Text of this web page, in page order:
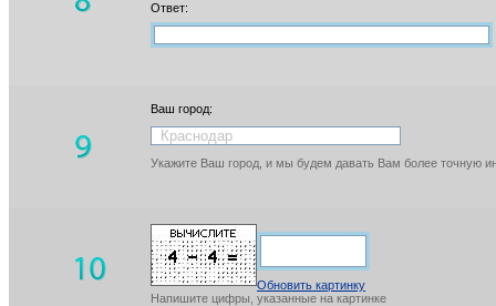
Ответ:
Ваш город:
Укажите Ваш город, и мы будем давать Вам более точную
Обновить картинку
Напишите цифры, указанные на картинке